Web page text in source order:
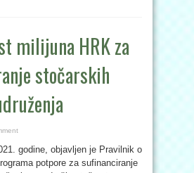
milijuna HRK za
stočarskih
godine, objavljen je Pravilnik o
potpore za sufinanciranje